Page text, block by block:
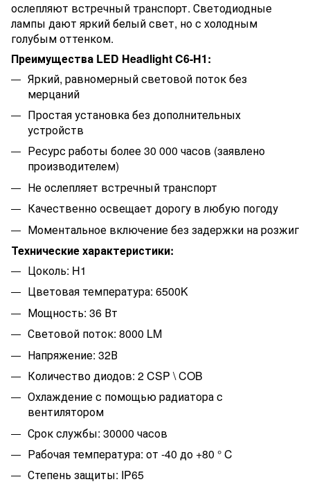
ослепляют встречный транспорт. Светодиодные
лампы дают яркий белый свет, но с холодным
голубым оттенком.
Преимущества LED Headlight C6-H1:
Яркий, равномерный световой поток без
мерцаний
Простая установка без дополнительных
устройств
Ресурс работы более 30 000 часов (заявлено
производителем)
Не ослепляет встречный транспорт
Качественно освещает дорогу в любую погоду
Моментальное включение без задержки на розжиг
Технические характеристики:
Цоколь: H1
Цветовая температура: 6500K
Мощность: 36 Вт
Световой поток: 8000 LM
Напряжение: 32В
Количество диодов: 2 CSP \ COB
Охлаждение с помощью радиатора с
вентилятором
Срок службы: 30000 часов
Рабочая температура: от -40 до +80 ° C
Степень защиты: IP65